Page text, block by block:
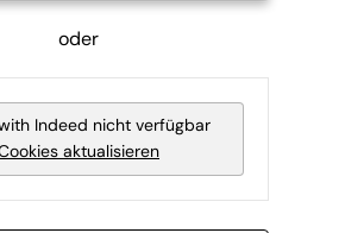
oder
Indeed nicht verfügbar
aktualisieren